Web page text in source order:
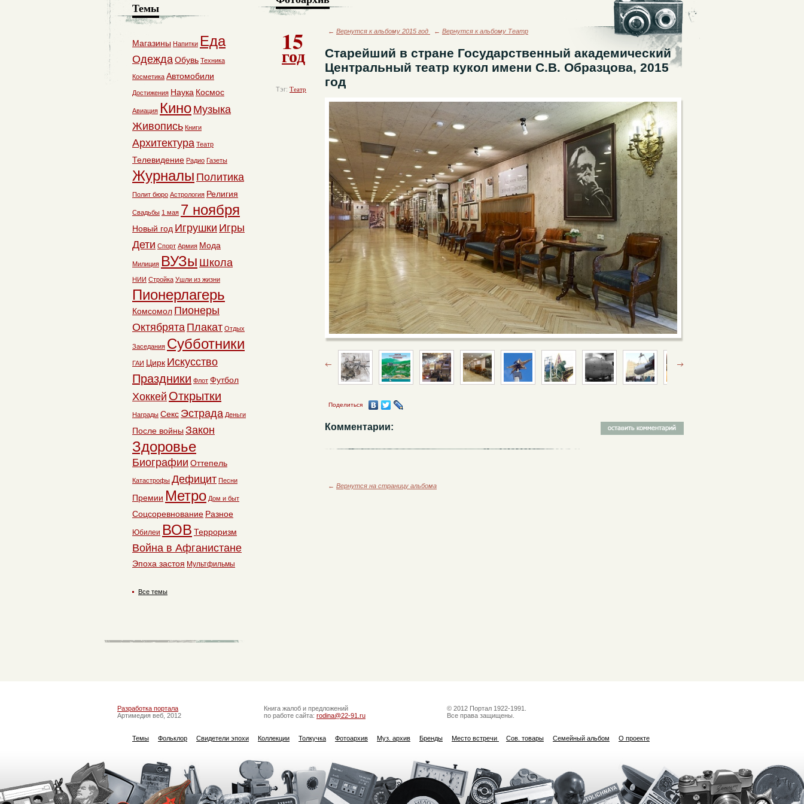
15
год
Тэг: Театр
← Вернутся к альбому 2015 год ← Вернутся к альбому Театр
Старейший в стране Государственный академический
Центральный театр кукол имени С.В. Образцова, 2015
год
Поделиться
Комментарии:
← Вернутся на страницу альбома
Темы
Магазины Напитки Еда
ОдеждаОбувь Техника
Косметика Автомобили
Достижения Наука Космос
Авиация Кино Музыка
Живопись Книги
Архитектура Театр
Телевидение Радио Газеты
Журналы Политика
Полит бюро Астрология Религия
Свадьбы 1 мая 7 ноября
Новый год Игрушки Игры
Дети Спорт Армия Мода
Милиция ВУЗы Школа
НИИ Стройка Ушли из жизни
Пионерлагерь
Комсомол Пионеры
Октябрята Плакат Отдых
Заседания Субботники
ГАИ Цирк Искусство
Праздники Флот Футбол
Хоккей Открытки
Награды Секс Эстрада Деньги
После войны Закон
Здоровье
Биографии Оттепель
Катастрофы Дефицит Песни
Премии Метро Дом и быт
Соцсоревнование Разное
Юбилеи ВОВ Терроризм
Война в Афганистане
Эпоха застоя Мультфильмы
Все темы
Разработка портала
Артимедия веб, 2012
Книга жалоб и предложений
по работе сайта: rodina@22-91.ru
© 2012 Портал 1922-1991.
Все права защищены.
Темы Фольклор Свидетели эпохи Коллекции Толкучка Фотоархив Муз. архив Бренды Место встречи Сов. товары Семейный альбом О проекте